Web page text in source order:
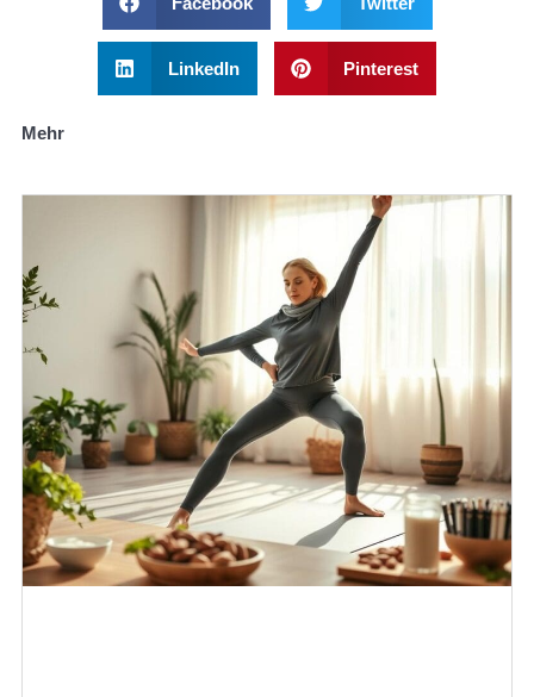
LinkedIn Pinterest
Mehr